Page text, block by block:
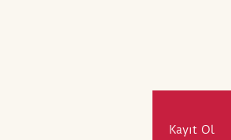
Kayıt Ol